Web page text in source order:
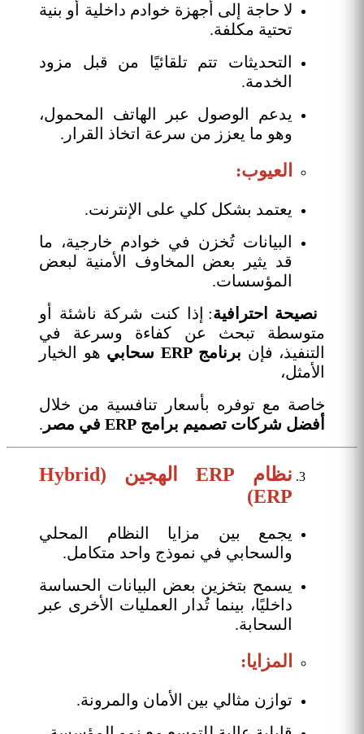
لا حاجة إلى أجهزة خوادم داخلية أو بنية
تحتية مكلفة.
التحديثات تتم تلقائيًا من قبل مزود
الخدمة.
يدعم الوصول عبر الهاتف المحمول،
وهو ما يعزز من سرعة اتخاذ القرار.
العيوب:
يعتمد بشكل كلي على الإنترنت.
البيانات تُخزن في خوادم خارجية، ما
قد يثير بعض المخاوف الأمنية لبعض
المؤسسات.
نصيحة احترافية: إذا كنت شركة ناشئة أو
متوسطة تبحث عن كفاءة وسرعة في
التنفيذ، فإن برنامج ERP سحابي
هو الخيار
الأمثل،
خاصة مع توفره بأسعار تنافسية من خلال
أفضل شركات تصميم برامج ERP في مصر
.
نظام ERP الهجين (Hybrid
ERP)
يجمع بين مزايا النظام المحلي
والسحابي في نموذج واحد متكامل.
يسمح بتخزين بعض البيانات الحساسة
داخليًا، بينما تُدار العمليات الأخرى عبر
السحابة.
المزايا:
توازن مثالي بين الأمان والمرونة.